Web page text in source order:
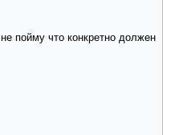
пойму что конкретно должен